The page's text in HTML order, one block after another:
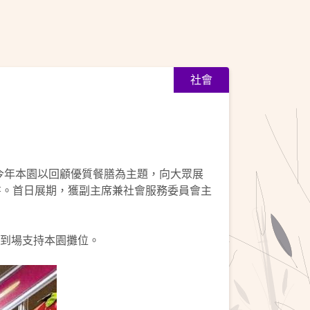
社會
本園以回顧優質餐膳為主題，向大眾展
首日展期，獲副主席兼社會服務委員會主
場支持本園攤位。